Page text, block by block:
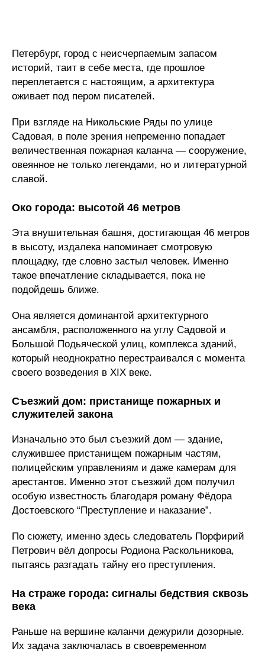
Петербург, город с неисчерпаемым запасом
историй, таит в себе места, где прошлое
переплетается с настоящим, а архитектура
оживает под пером писателей.
При взгляде на Никольские Ряды по улице
Садовая, в поле зрения непременно попадает
величественная пожарная каланча — сооружение,
овеянное не только легендами, но и литературной
славой.
Око города: высотой 46 метров
Эта внушительная башня, достигающая 46 метров
в высоту, издалека напоминает смотровую
площадку, где словно застыл человек. Именно
такое впечатление складывается, пока не
подойдешь ближе.
Она является доминантой архитектурного
ансамбля, расположенного на углу Садовой и
Большой Подьяческой улиц, комплекса зданий,
который неоднократно перестраивался с момента
своего возведения в XIX веке.
Съезжий дом: пристанище пожарных и
служителей закона
Изначально это был съезжий дом — здание,
служившее пристанищем пожарным частям,
полицейским управлениям и даже камерам для
арестантов. Именно этот съезжий дом получил
особую известность благодаря роману Фёдора
Достоевского “Преступление и наказание”.
По сюжету, именно здесь следователь Порфирий
Петрович вёл допросы Родиона Раскольникова,
пытаясь разгадать тайну его преступления.
На страже города: сигналы бедствия сквозь
века
Раньше на вершине каланчи дежурили дозорные.
Их задача заключалась в своевременном